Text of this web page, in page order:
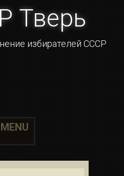
Тверь
избирателей СССР
MENU
to content